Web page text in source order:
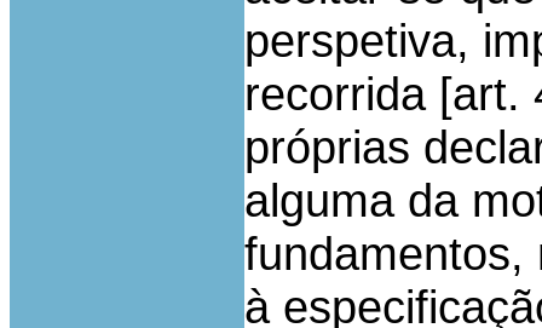
perspetiva,
recorrida [art.
próprias
alguma da
fundamentos,
à